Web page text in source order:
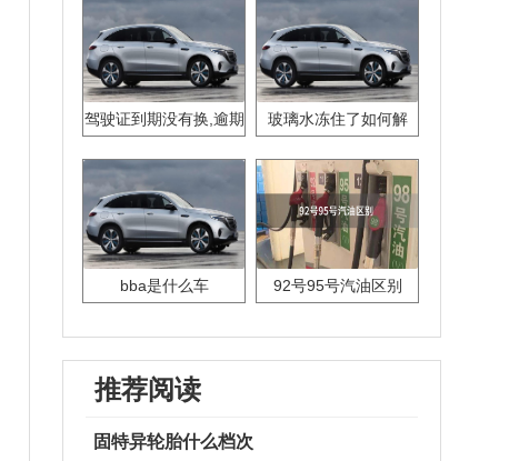
驾驶证到期没有换,逾期
玻璃水冻住了如何解
bba是什么车 92号95号汽油区别
推荐阅读
固特异轮胎什么档次